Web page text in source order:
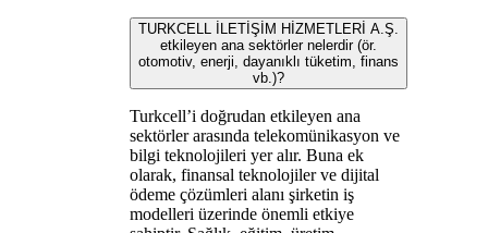
TURKCELL İLETİŞİM HİZMETLERİ A.Ş.
etkileyen ana sektörler nelerdir (ör.
otomotiv, enerji, dayanıklı tüketim, finans
vb.)?
Turkcell’i doğrudan etkileyen ana
sektörler arasında telekomünikasyon ve
bilgi teknolojileri yer alır. Buna ek
olarak, finansal teknolojiler ve dijital
ödeme çözümleri alanı şirketin iş
modelleri üzerinde önemli etkiye